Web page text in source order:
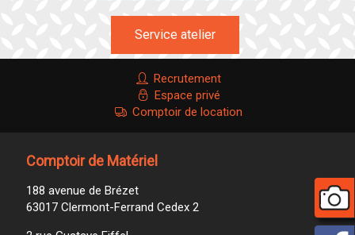
Service atelier
Recrutement
Espace privé
Comptoir de location
Comptoir de Matériel
188 avenue de Brézet
63017 Clermont-Ferrand Cedex 2